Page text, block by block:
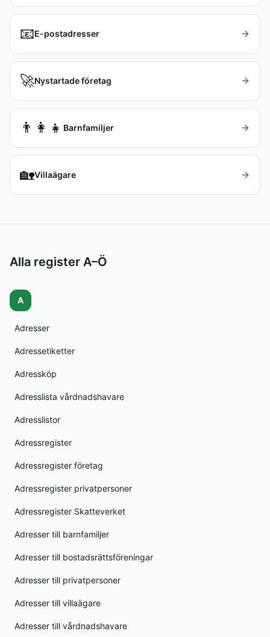
📧E-postadresser
🚀Nystartade företag
👨‍👩‍👧 Barnfamiljer
🏡Villaägare
Alla register A–Ö
A
Adresser
Adressetiketter
Adressköp
Adresslista vårdnadshavare
Adresslistor
Adressregister
Adressregister företag
Adressregister privatpersoner
Adressregister Skatteverket
Adresser till barnfamiljer
Adresser till bostadsrättsföreningar
Adresser till privatpersoner
Adresser till villaägare
Adresser till vårdnadshavare